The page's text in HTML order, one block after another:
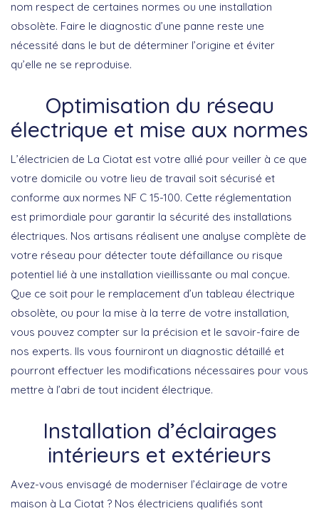
nom respect de certaines normes ou une installation
obsolète. Faire le diagnostic d’une panne reste une
nécessité dans le but de déterminer l’origine et éviter
qu’elle ne se reproduise.
Optimisation du réseau
électrique et mise aux normes
L’électricien de La Ciotat est votre allié pour veiller à ce que
votre domicile ou votre lieu de travail soit sécurisé et
conforme aux normes NF C 15-100. Cette réglementation
est primordiale pour garantir la sécurité des installations
électriques. Nos artisans réalisent une analyse complète de
votre réseau pour détecter toute défaillance ou risque
potentiel lié à une installation vieillissante ou mal conçue.
Que ce soit pour le remplacement d’un tableau électrique
obsolète, ou pour la mise à la terre de votre installation,
vous pouvez compter sur la précision et le savoir-faire de
nos experts. Ils vous fourniront un diagnostic détaillé et
pourront effectuer les modifications nécessaires pour vous
mettre à l’abri de tout incident électrique.
Installation d’éclairages
intérieurs et extérieurs
Avez-vous envisagé de moderniser l’éclairage de votre
maison à La Ciotat ? Nos électriciens qualifiés sont